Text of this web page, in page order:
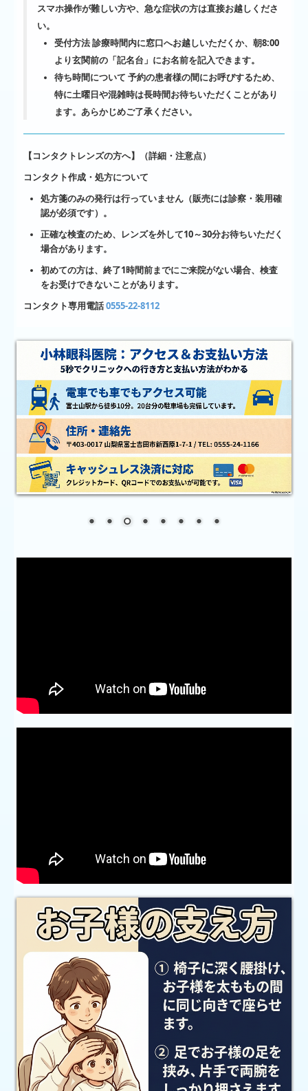
スマホ操作が難しい方や、急な症状の方は直接お越しくださ
い。
受付方法診療時間内に窓口へお越しいただくか、朝8:00
より玄関前の「記名台」にお名前を記入できます。
待ち時間について 予約の患者様の間にお呼びするため、
特に土曜日や混雑時は長時間お待ちいただく ことがあり
ます。あらかじめご了承ください。
【コンタクトレンズの方へ】（詳細・注意点）
コンタクト作成・処方について
処方箋のみの発行は行っていません（販売には診察・装用確
認が必須です）。
正確な検査のため、レンズを外して10～30分お待ちいただく
場合があります。
初めての方は、終了1時間前までにご来院がない場合、検査
をお受けできないことがあります。
コンタクト専用電話0555-22-8112